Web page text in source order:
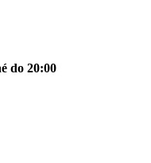
do 20:00